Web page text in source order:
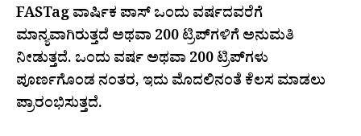
FASTag ವಾರ್ಷಿಕ ಪಾಸ್ ಒಂದು ವರ್ಷದವರೆಗೆ
ಮಾನ್ಯವಾಗಿರುತ್ತದೆ ಅಥವಾ 200 ಟ್ರಿಪ್‌ಗಳಿಗೆ ಅನುಮತಿ
ನೀಡುತ್ತದೆ. ಒಂದು ವರ್ಷ ಅಥವಾ 200 ಟ್ರಿಪ್‌ಗಳು
ಪೂರ್ಣಗೊಂಡ ನಂತರ, ಇದು ಮೊದಲಿನಂತೆ ಕೆಲಸ ಮಾಡಲು
ಪ್ರಾರಂಭಿಸುತ್ತದೆ.